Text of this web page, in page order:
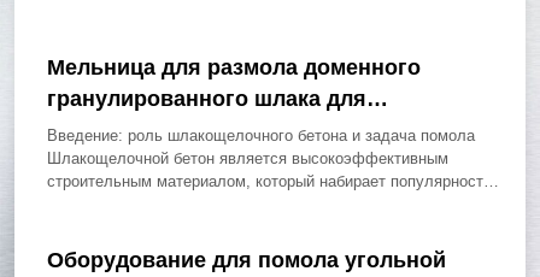
Мельница для размола доменного
гранулированного шлака для
шлакощелочного бетона
Введение: роль шлакощелочного бетона и задача помола
Шлакощелочной бетон является высокоэффективным
строительным материалом, который набирает популярность
Оборудование для помола угольной